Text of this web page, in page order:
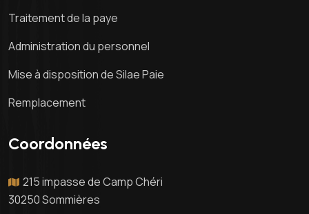
Traitement de la paye
Administration du personnel
Mise à disposition de Silae Paie
Remplacement
Coordonnées
215 impasse de Camp Chéri
30250 Sommières